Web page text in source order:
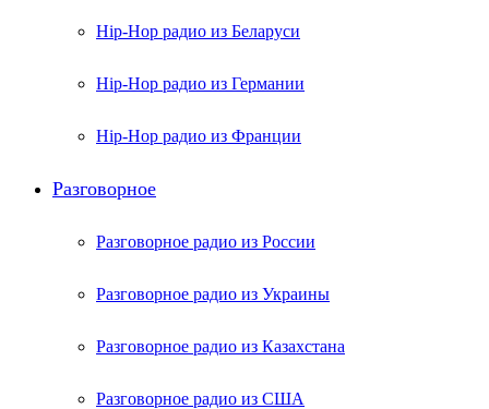
Hip-Hop радио из Беларуси
Hip-Hop радио из Германии
Hip-Hop радио из Франции
Разговорное
Разговорное радио из России
Разговорное радио из Украины
Разговорное радио из Казахстана
Разговорное радио из США